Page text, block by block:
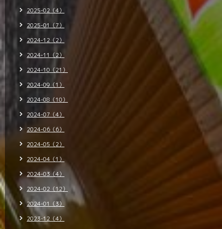
2025-02（4）
2025-01（7）
2024-12（2）
2024-11（2）
2024-10（21）
2024-09（1）
2024-08（10）
2024-07（4）
2024-06（6）
2024-05（2）
2024-04（1）
2024-03（4）
2024-02（12）
2024-01（3）
2023-12（4）